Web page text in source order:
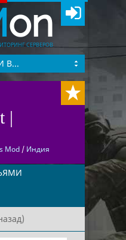
on
СЕРВЕРОВ
В...
|
Mod / Индия